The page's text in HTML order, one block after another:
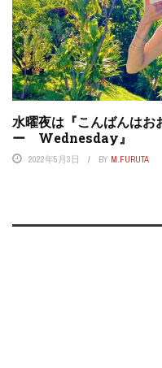
水曜夜は『こんばんは
ー Wednesday』
2022年5月3日 BY M.FURUTA